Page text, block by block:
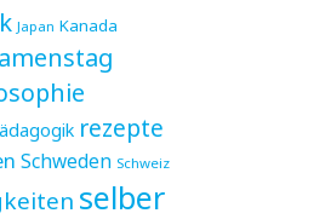
Japan Kanada
rezepte
Schweden Schweiz
selber